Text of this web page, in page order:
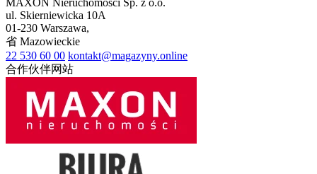
MAXON Nieruchomości Sp. z o.o.
ul. Skierniewicka 10A
01-230 Warszawa,
省 Mazowieckie
22 530 60 00 kontakt@magazyny.online
合作伙伴网站